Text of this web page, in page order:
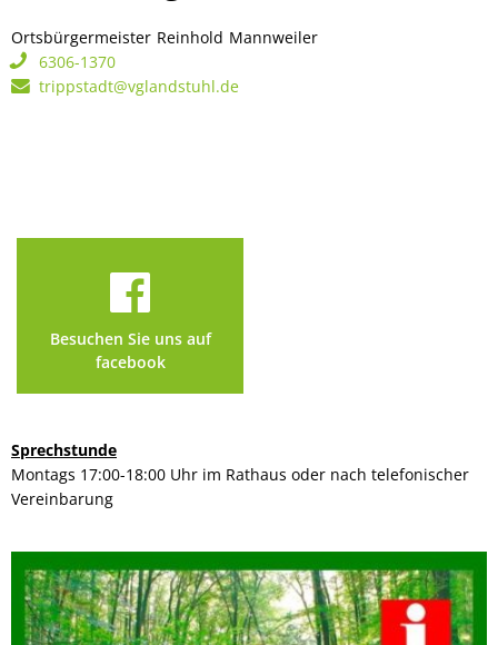
Ortsbürgermeister Reinhold Mannweiler
6306-1370
trippstadt@vglandstuhl.de
Besuchen Sie uns auf
facebook
Sprechstunde
Montags 17:00-18:00 Uhr im Rathaus oder nach telefonischer
Vereinbarung